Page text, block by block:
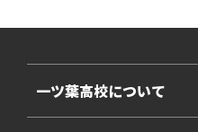
一ツ葉高校について